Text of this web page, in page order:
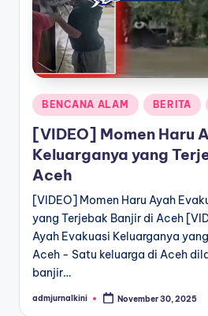
T
e
r
k
n
Posted
in
BENCANA ALAM BERITA
[VIDEO] Momen Haru
Keluarganya yang
Aceh
[VIDEO] Momen Haru Ayah
yang Terjebak Banjir di Aceh
Ayah Evakuasi Keluarganya
Aceh - Satu keluarga di Aceh
banjir…
Posted
admjurnalkini November 30, 2025